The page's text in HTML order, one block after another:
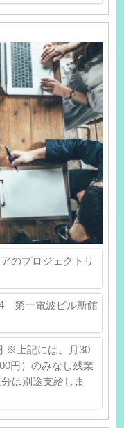
のプロジェクトリ
第一電波ビル新館
※上記には、月30
円）のみなし残業
は別途支給しま